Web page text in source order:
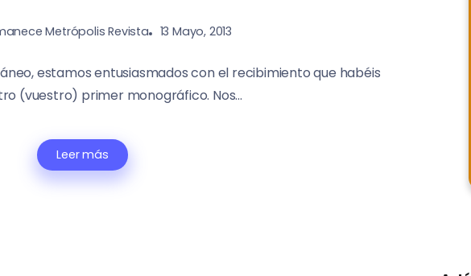
Metrópolis Revista 13 Mayo, 2013
estamos entusiasmados con el recibimiento que habéis
(vuestro) primer monográfico. Nos...
Leer más